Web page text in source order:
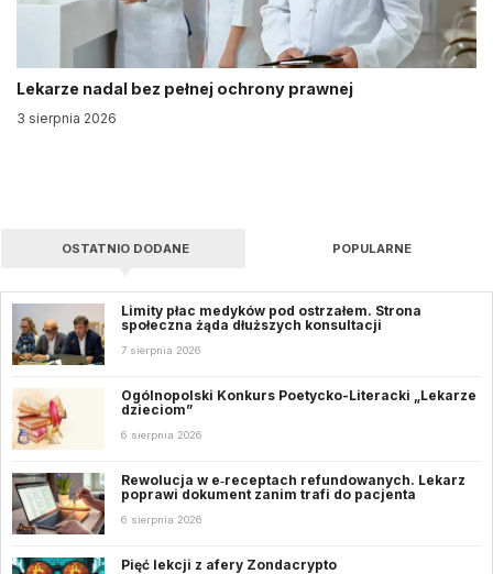
Lekarze nadal bez pełnej ochrony prawnej
3 sierpnia 2026
OSTATNIO DODANE POPULARNE
Limity płac medyków pod ostrzałem. Strona
społeczna żąda dłuższych konsultacji
7 sierpnia 2026
Ogólnopolski Konkurs Poetycko-Literacki „Lekarze
dzieciom”
6 sierpnia 2026
Rewolucja w e‑receptach refundowanych. Lekarz
poprawi dokument zanim trafi do pacjenta
6 sierpnia 2026
Pięć lekcji z afery Zondacrypto